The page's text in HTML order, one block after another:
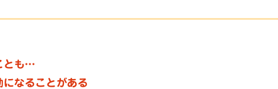
とも…
になることがある